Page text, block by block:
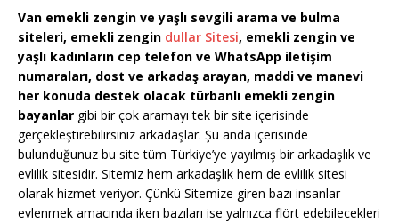
Van emekli zengin ve yaşlı sevgili arama ve bulma
siteleri, emekli zengin dullar Sitesi, emekli zengin ve
yaşlı kadınların cep telefon ve WhatsApp iletişim
numaraları, dost ve arkadaş arayan, maddi ve manevi
her konuda destek olacak türbanlı emekli zengin
bayanlar gibi bir çok aramayı tek bir site içerisinde
gerçekleştirebilirsiniz arkadaşlar. Şu anda içerisinde
bulunduğunuz bu site tüm Türkiye’ye yayılmış bir arkadaşlık ve
evlilik sitesidir. Sitemiz hem arkadaşlık hem de evlilik sitesi
olarak hizmet veriyor. Çünkü Sitemize giren bazı insanlar
evlenmek amacında iken bazıları ise yalnızca flört edebilecekleri